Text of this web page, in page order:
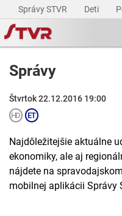
Správy STVR Deti
Správy
Štvrtok 22.12.2016 19:00
Najdôležitejšie aktuálne
ekonomiky, ale aj
nájdete na
mobilnej aplikácii Správy